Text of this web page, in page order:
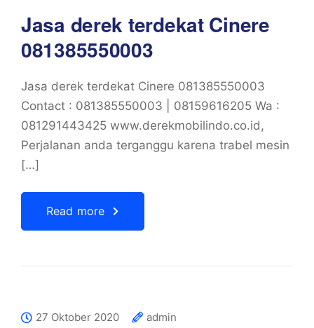
Jasa derek terdekat Cinere
081385550003
Jasa derek terdekat Cinere 081385550003
Contact : 081385550003 | 08159616205 Wa :
081291443425 www.derekmobilindo.co.id,
Perjalanan anda terganggu karena trabel mesin
[…]
Read more
27 Oktober 2020
admin